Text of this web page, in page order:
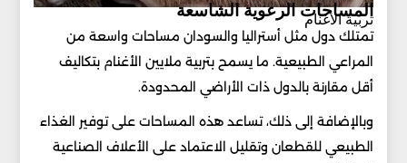
تربية الأغنام
المساحات الرعوية الشاسعة
تمتلك دول مثل أستراليا والسودان مساحات واسعة من
المراعي الطبيعية. ما يسمح بتربية ملايين الأغنام بتكاليف
أقل مقارنة بالدول ذات الأراضي المحدودة.
وبالإضافة إلى ذلك، تساعد هذه المساحات على توفير الغذاء
الطبيعي للقطعان وتقليل الاعتماد على الأعلاف الصناعية